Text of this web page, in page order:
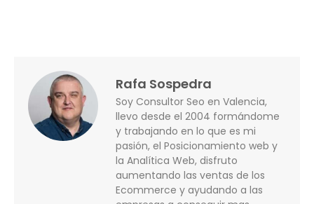
Rafa Sospedra
Soy Consultor Seo en Valencia,
llevo desde el 2004 formándome
y trabajando en lo que es mi
pasión, el Posicionamiento web y
la Analítica Web, disfruto
aumentando las ventas de los
Ecommerce y ayudando a las